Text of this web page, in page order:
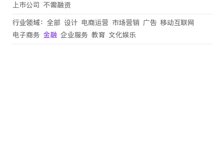
上市公司 不需融资
行业领域： 全部 设计 电商运营 市场营销 广告 移动互联网
电子商务 金融 企业服务 教育 文化娱乐